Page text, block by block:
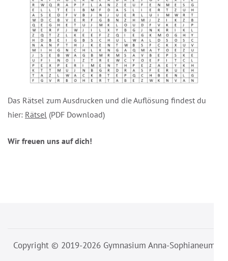
Das Rätsel zum Ausdrucken und die Auflösung findest du
hier: Rätsel (PDF Download)
Wir freuen uns auf dich!
Copyright © 2019-2026 Gymnasium Anna-Sophianeum